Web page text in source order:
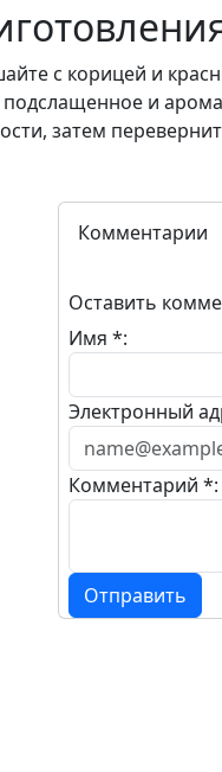
с корицей и
и
затем
Комментарии
Оставить
Имя *:
Электронный
Комментарий *:
Отправить